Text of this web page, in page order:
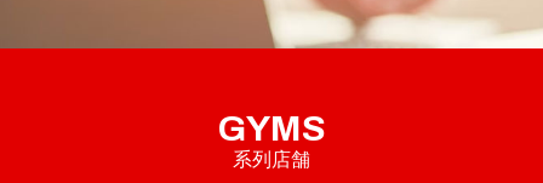
GYMS
系列店舗